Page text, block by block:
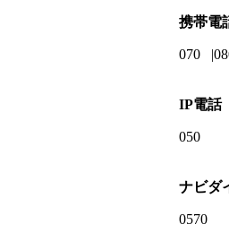
携帯電
070
IP電話
050
ナビダ
0570